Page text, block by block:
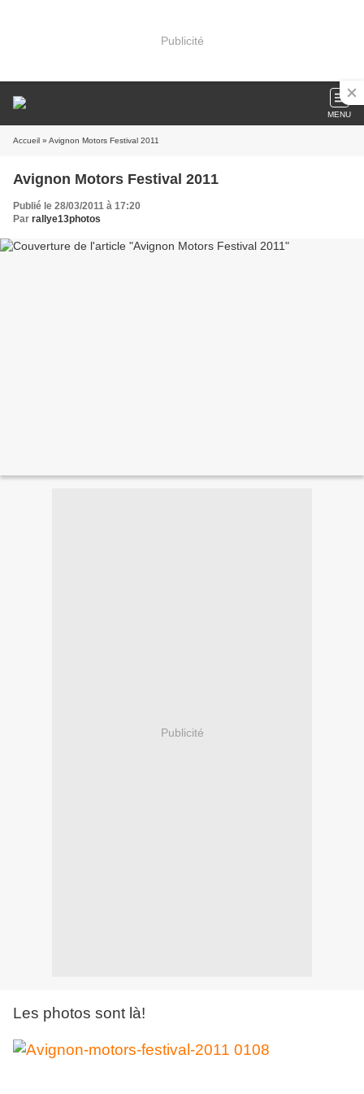
Publicité
MENU
Accueil » Avignon Motors Festival 2011
Avignon Motors Festival 2011
Publié le 28/03/2011 à 17:20
Par rallye13photos
Publicité
Les photos sont là!